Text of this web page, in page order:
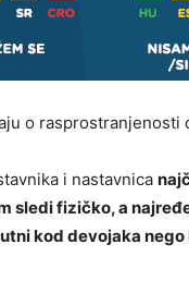
o rasprostranjenosti
i nastavnica
sledi fizičko, a
kod devojaka